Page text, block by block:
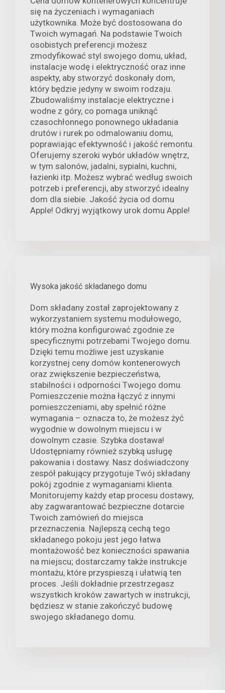
się na życzeniach i wymaganiach
użytkownika. Może być dostosowana do
Twoich wymagań. Na podstawie Twoich
osobistych preferencji możesz
zmodyfikować styl swojego domu, układ,
instalacje wodę i elektryczność oraz inne
aspekty, aby stworzyć doskonały dom,
który będzie jedyny w swoim rodzaju.
Zbudowaliśmy instalacje elektryczne i
wodne z góry, co pomaga uniknąć
czasochłonnego ponownego układania
drutów i rurek po odmalowaniu domu,
poprawiając efektywność i jakość remontu.
Oferujemy szeroki wybór układów wnętrz,
w tym salonów, jadalni, sypialni, kuchni,
łazienki itp. Możesz wybrać według swoich
potrzeb i preferencji, aby stworzyć idealny
dom dla siebie. Jakość życia od domu
Apple! Odkryj wyjątkowy urok domu Apple!
Wysoka jakość składanego domu
Dom składany został zaprojektowany z
wykorzystaniem systemu modułowego,
który można konfigurować zgodnie ze
specyficznymi potrzebami Twojego domu.
Dzięki temu możliwe jest uzyskanie
korzystnej ceny domów kontenerowych
oraz zwiększenie bezpieczeństwa,
stabilności i odporności Twojego domu.
Pomieszczenie można łączyć z innymi
pomieszczeniami, aby spełnić różne
wymagania – oznacza to, że możesz żyć
wygodnie w dowolnym miejscu i w
dowolnym czasie. Szybka dostawa!
Udostępniamy również szybką usługę
pakowania i dostawy. Nasz doświadczony
zespół pakujący przygotuje Twój składany
pokój zgodnie z wymaganiami klienta.
Monitorujemy każdy etap procesu dostawy,
aby zagwarantować bezpieczne dotarcie
Twoich zamówień do miejsca
przeznaczenia. Najlepszą cechą tego
składanego pokoju jest jego łatwa
montażowość bez konieczności spawania
na miejscu; dostarczamy także instrukcje
montażu, które przyspieszą i ułatwią ten
proces. Jeśli dokładnie przestrzegasz
wszystkich kroków zawartych w instrukcji,
będziesz w stanie zakończyć budowę
swojego składanego domu.